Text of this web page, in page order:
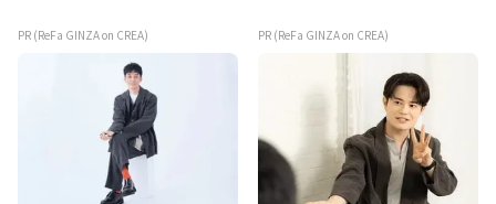
PR (ReFa GINZA on CREA) PR (ReFa GINZA on CREA)